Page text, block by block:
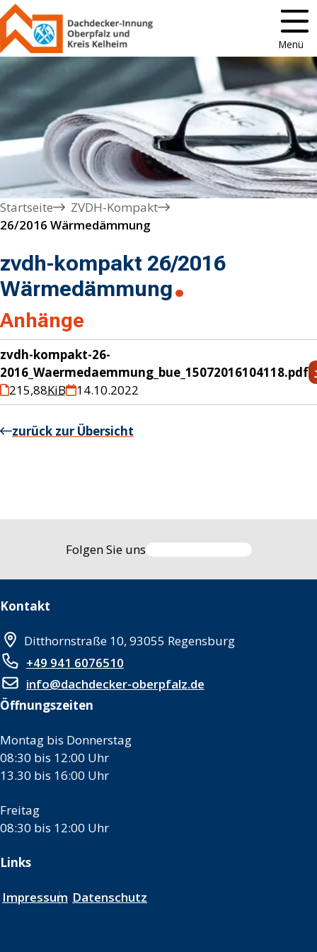
Menü
Startseite
ZVDH-Kompakt
26/2016 Wärmedämmung
zvdh-kompakt 26/2016
Wärmedämmung
Anhänge
zvdh-kompakt-26-
2016_Waermedaemmung_bue_15072016104118.pdf
215,88KiB 14.10.2022
zurück zur Übersicht
Folgen Sie uns
Kontakt
Ditthornstraße 10, 93055 Regensburg
+49 941 6076510
info@dachdecker-oberpfalz.de
Öffnungszeiten
Montag bis Donnerstag
08:30 bis 12:00 Uhr
13.30 bis 16:00 Uhr
Freitag
08:30 bis 12:00 Uhr
Links
Impressum Datenschutz